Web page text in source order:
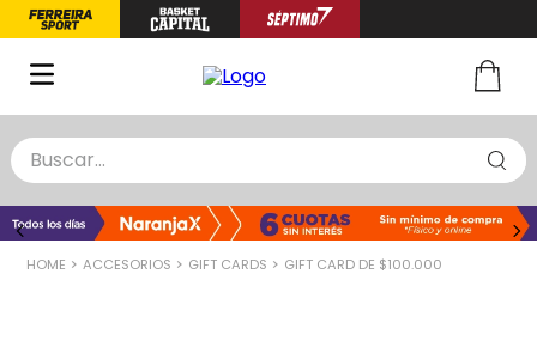
Buscar...
TÉRMINOS MÁS BUSCADOS
1.
zapatillas basquet
ACCESORIOS GIFT CARDS GIFT CARD DE $100.000